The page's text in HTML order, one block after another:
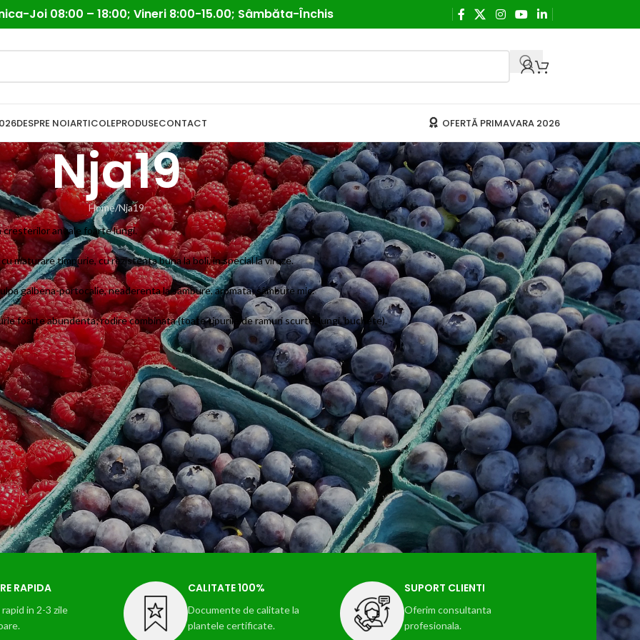
Joi 08:00 – 18:00; Vineri 8:00-15.00; Sâmbăta-Închis
DESPRE NOIARTICOLEPRODUSECONTACT OFERTĂ PRIMAVARA 2026
Nja19
Home Nja19
anuale foarte lungi.
maturare timpurie, cu rezistenta buna la boli, in special la viroze.
galbena-portocalie, neaderenta la sâmbure, aromata; sâmbure mic.
foarte abundenta; rodire combinata (toate tipurile de ramuri scurte, lungi, buchete).
RAPIDA
rapid in 2-3 zile
CALITATE 100%
Documente de calitate la
plantele certificate.
SUPORT CLIENTI
Oferim consultanta
profesionala.